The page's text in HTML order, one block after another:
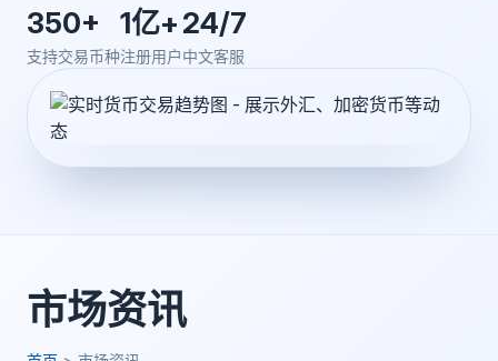
350+
支持交易币种
1亿+
注册用户
24/7
中文客服
市场资讯